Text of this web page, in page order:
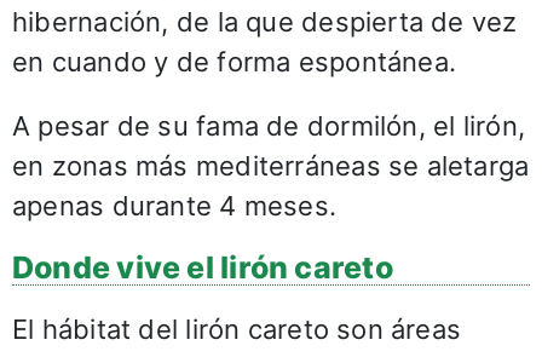
hibernación, de la que despierta de vez
en cuando y de forma espontánea.
A pesar de su fama de dormilón, el lirón,
en zonas más mediterráneas se aletarga
apenas durante 4 meses.
Donde vive el lirón careto
El hábitat del lirón careto son áreas